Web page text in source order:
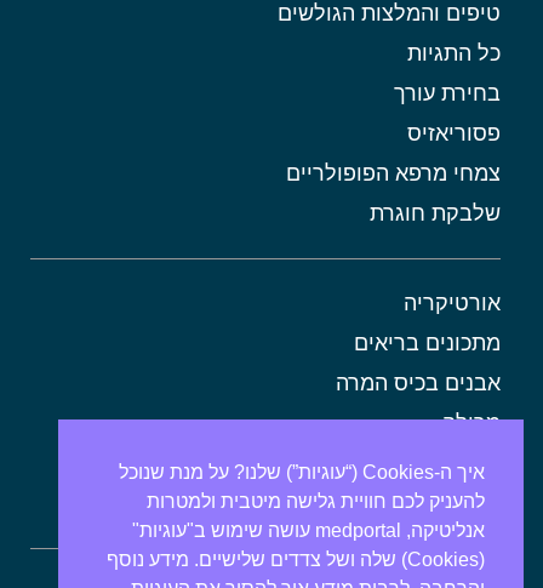
טיפים והמלצות הגולשים
כל התגיות
בחירת עורך
פסוריאזיס
צמחי מרפא הפופולריים
שלבקת חוגרת
אורטיקריה
מתכונים בריאים
אבנים בכיס המרה
מרולה
מורינגה
אלוורה
איך ה-Cookies (“עוגיות”) שלנו? על מנת שנוכל
להעניק לכם חוויית גלישה מיטבית ולמטרות
אנליטיקה, medportal עושה שימוש ב"עוגיות"
(Cookies) שלה ושל צדדים שלישיים. מידע נוסף